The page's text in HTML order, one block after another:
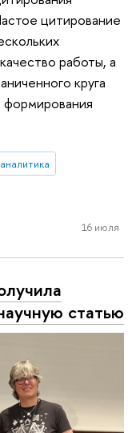
цитирование
работы, а
круга
16 июля
статью